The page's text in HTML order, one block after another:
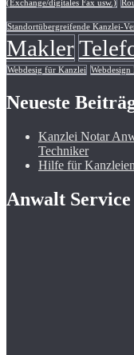
(Exchange/digitales Fax usw.)
Standortübergreifende Kanzlei-
Makler
Webdesig für Kanzlei
Webdesign
Neueste
Kanzlei Notar
Techniker
Hilfe für
Anwalt